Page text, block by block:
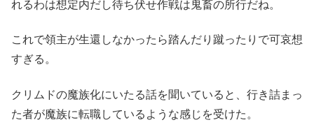
れるわは想定内だし待ち伏せ作戦は鬼畜の所行だね。
これで領主が生還しなかったら踏んだり蹴ったりで可哀想
すぎる。
クリムドの魔族化にいたる話を聞いていると、行き詰まっ
た者が魔族に転職しているような感じを受けた。